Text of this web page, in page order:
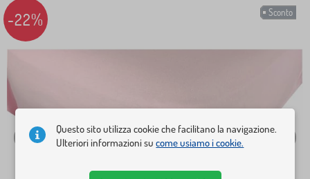
Sconto
-22%
Questo sito utilizza cookie che facilitano la navigazione.
Ulteriori informazioni sucome usiamo i cookie.